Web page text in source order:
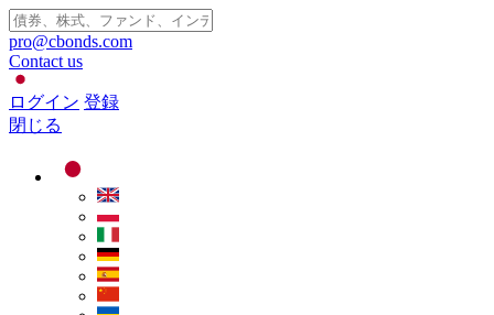
pro@cbonds.com
Contact us
ログイン 登録
閉じる